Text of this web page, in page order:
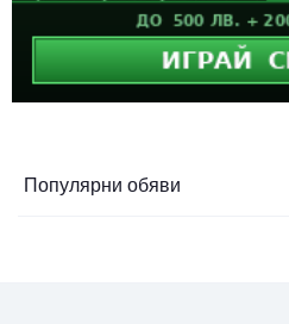
Популярни обяви